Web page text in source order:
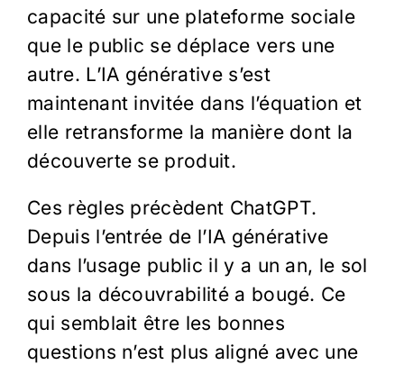
capacité sur une plateforme sociale
que le public se déplace vers une
autre. L’IA générative s’est
maintenant invitée dans l’équation et
elle retransforme la manière dont la
découverte se produit.
Ces règles précèdent ChatGPT.
Depuis l’entrée de l’IA générative
dans l’usage public il y a un an, le sol
sous la découvrabilité a bougé. Ce
qui semblait être les bonnes
questions n’est plus aligné avec une